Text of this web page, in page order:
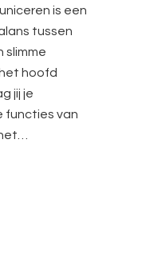
is een
tussen
slimme
hoofd
jij je
functies van